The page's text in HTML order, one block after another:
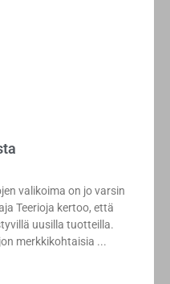
valikoima on jo varsin
Teerioja kertoo, että
uusilla tuotteilla.
merkkikohtaisia